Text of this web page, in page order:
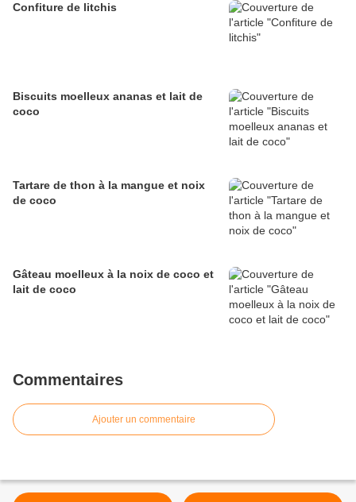
Confiture de litchis
Biscuits moelleux ananas et lait de
coco
Tartare de thon à la mangue et noix
de coco
Gâteau moelleux à la noix de coco et
lait de coco
Commentaires
Ajouter un commentaire